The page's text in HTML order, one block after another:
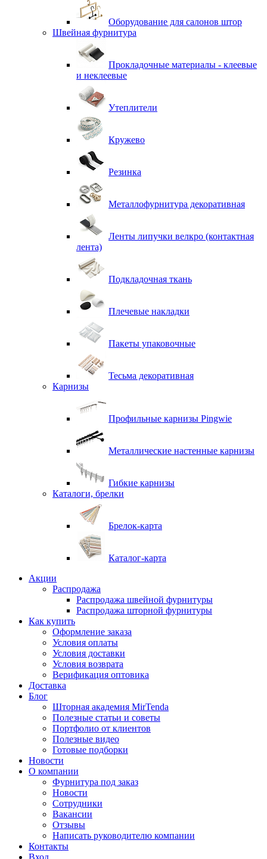
Оборудование для салонов штор
Швейная фурнитура
Прокладочные материалы - клеевые
и неклеевые
Утеплители
Кружево
Резинка
Металлофурнитура декоративная
Ленты липучки велкро (контактная
лента)
Подкладочная ткань
Плечевые накладки
Пакеты упаковочные
Тесьма декоративная
Карнизы
Профильные карнизы Pingwie
Металлические настенные карнизы
Гибкие карнизы
Каталоги, брелки
Брелок-карта
Каталог-карта
Акции
Распродажа
Распродажа швейной фурнитуры
Распродажа шторной фурнитуры
Как купить
Оформление заказа
Условия оплаты
Условия доставки
Условия возврата
Верификация оптовика
Доставка
Блог
Шторная академия MirTenda
Полезные статьи и советы
Портфолио от клиентов
Полезные видео
Готовые подборки
Новости
О компании
Фурнитура под заказ
Новости
Сотрудники
Вакансии
Отзывы
Написать руководителю компании
Контакты
Вход